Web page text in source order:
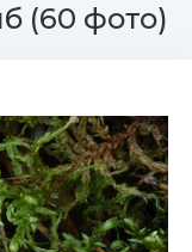
(60 фото)